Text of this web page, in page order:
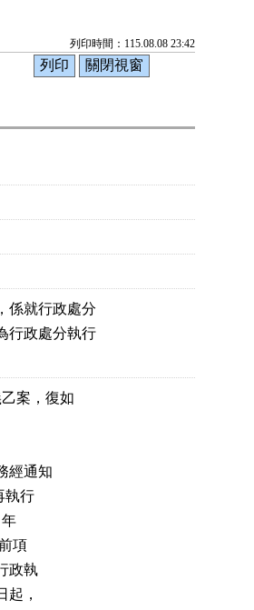
列印時間：115.08.08 23:42
係就行政處分
行政處分執行
案，復如
經通知
執行
年
項
政執
起，